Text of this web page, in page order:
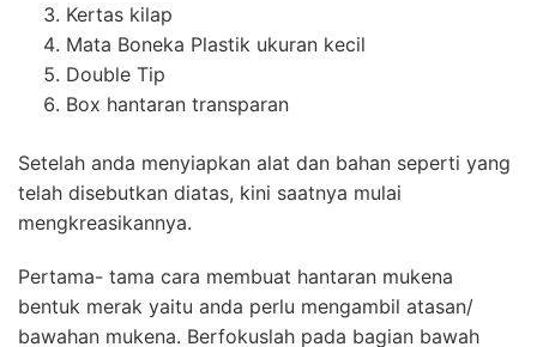
Kertas kilap
Mata Boneka Plastik ukuran kecil
Double Tip
Box hantaran transparan
Setelah anda menyiapkan alat dan bahan seperti yang
telah disebutkan diatas, kini saatnya mulai
mengkreasikannya.
Pertama- tama cara membuat hantaran mukena
bentuk merak yaitu anda perlu mengambil atasan/
bawahan mukena. Berfokuslah pada bagian bawah